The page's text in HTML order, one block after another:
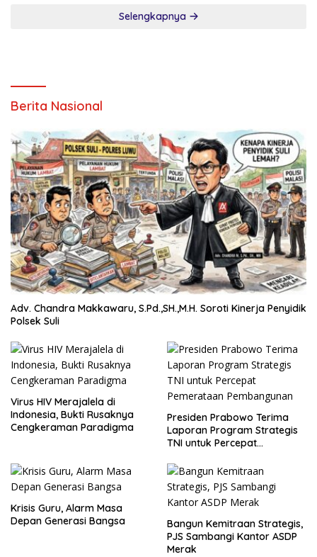
Selengkapnya
Berita Nasional
Adv. Chandra Makkawaru, S.Pd.,SH.,M.H. Soroti Kinerja Penyidik
Polsek Suli
Virus HIV Merajalela di
Indonesia, Bukti Rusaknya
Cengkeraman Paradigma
Presiden Prabowo Terima
Laporan Program Strategis
TNI untuk Percepat
Krisis Guru, Alarm Masa
Depan Generasi Bangsa
Bangun Kemitraan Strategis,
PJS Sambangi Kantor ASDP
Merak